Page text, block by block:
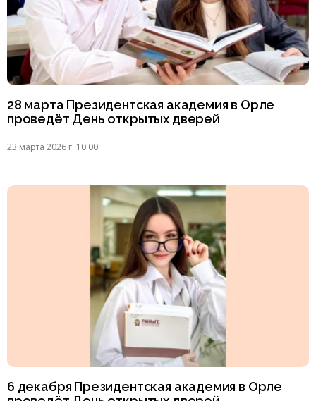
28 марта Президентская академия в Орле
проведёт День открытых дверей
23 марта 2026 г. 10:00
6 декабря Президентская академия в Орле